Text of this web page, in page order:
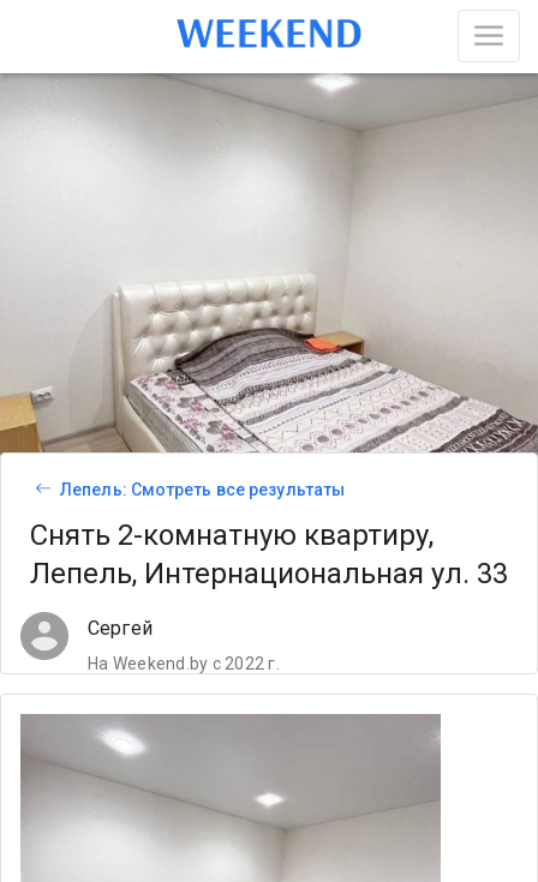
Лепель: Смотреть все результаты
Снять 2-комнатную квартиру,
Лепель, Интернациональная ул. 33
Сергей
На Weekend.by с 2022 г.